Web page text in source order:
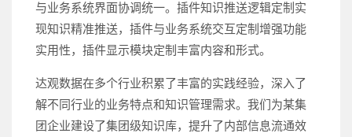
与业务系统界面协调统一。插件知识推送逻辑定制实
现知识精准推送，插件与业务系统交互定制增强功能
实用性，插件显示模块定制丰富内容和形式。
达观数据在多个行业积累了丰富的实践经验，深入了
解不同行业的业务特点和知识管理需求。我们为某集
团企业建设了集团级知识库，提升了内部信息流通效